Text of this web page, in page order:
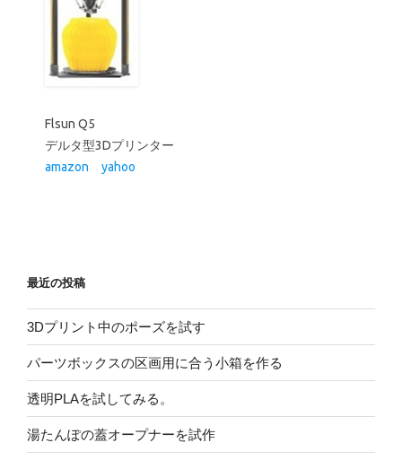
最近の投稿
3Dプリント中のポーズを試す
パーツボックスの区画用に合う小箱を作る
透明PLAを試してみる。
湯たんぽの蓋オープナーを試作